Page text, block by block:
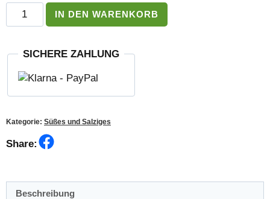
Mogyi
Popcorn
Menge
IN DEN WARENKORB
SICHERE ZAHLUNG
Kategorie: Süßes und Salziges
Share:
Beschreibung